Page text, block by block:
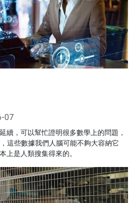
07
續，可以幫忙證明很多數學上的問題，
這些數據我們人腦可能不夠大容納它
上是人類搜集得來的。